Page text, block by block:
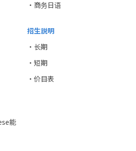
能
・商务日语
招生説明
・长期
・短期
・价目表